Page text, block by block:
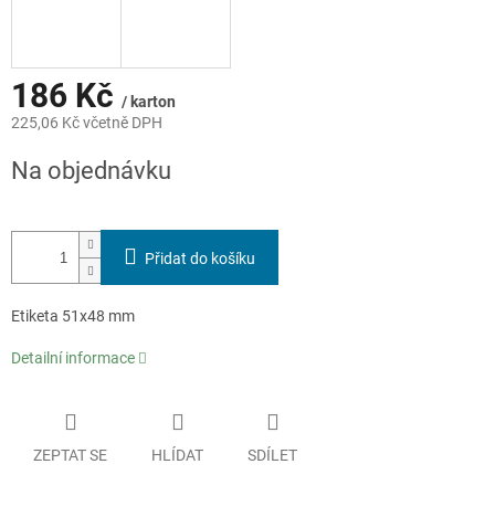
186 Kč / karton
225,06 Kč včetně DPH
cena:
Na objednávku
Přidat do košíku
Etiketa 51x48 mm
Detailní informace
ZEPTAT SE HLÍDAT SDÍLET